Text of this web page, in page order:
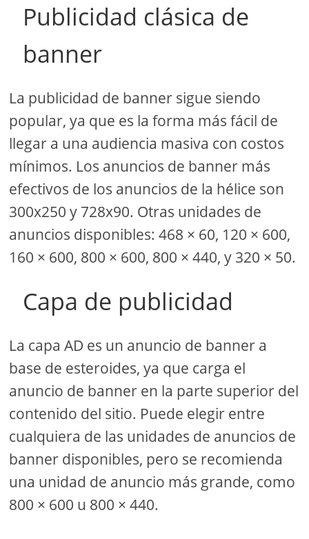
Publicidad clásica de
banner
La publicidad de banner sigue siendo
popular, ya que es la forma más fácil de
llegar a una audiencia masiva con costos
mínimos. Los anuncios de banner más
efectivos de los anuncios de la hélice son
300x250 y 728x90. Otras unidades de
anuncios disponibles: 468 × 60, 120 × 600,
160 × 600, 800 × 600, 800 × 440, y 320 × 50.
Capa de publicidad
La capa AD es un anuncio de banner a
base de esteroides, ya que carga el
anuncio de banner en la parte superior del
contenido del sitio. Puede elegir entre
cualquiera de las unidades de anuncios de
banner disponibles, pero se recomienda
una unidad de anuncio más grande, como
800 × 600 u 800 × 440.